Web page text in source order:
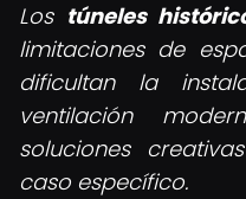
Los túneles
limitaciones de
dificultan la
ventilación
soluciones
caso específico.